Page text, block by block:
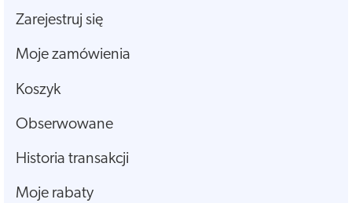
Zarejestruj się
Moje zamówienia
Koszyk
Obserwowane
Historia transakcji
Moje rabaty